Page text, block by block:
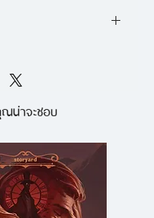
กรรมปริศนาที่ทั้งโหด
งรอยให้ตามสืบในภา
ำแหน่งของเขา
เป็นสิ่งที่ค่อนข้างจะ
อาจเสียอาชีพที่เขารัก
น่าจะชอบ